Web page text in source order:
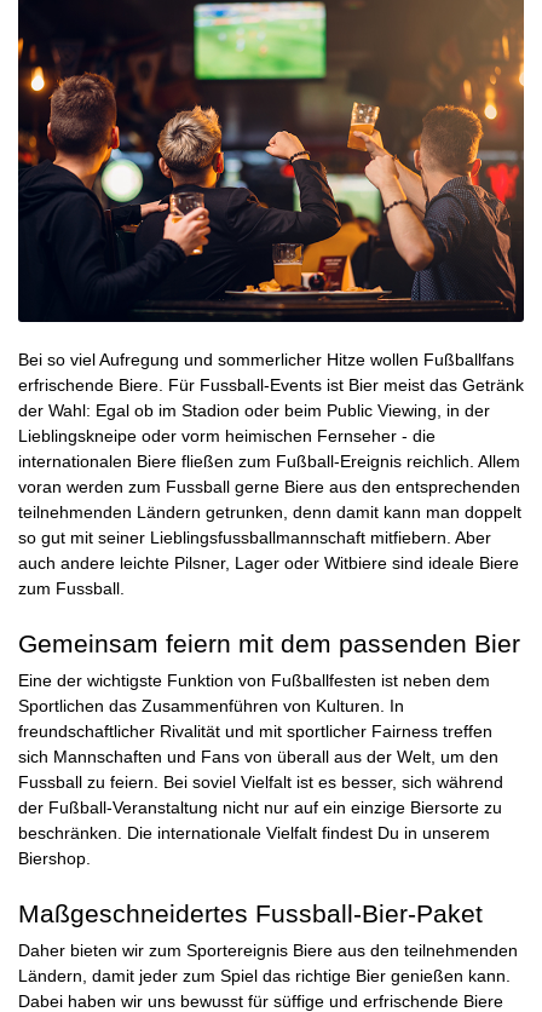
Bei so viel Aufregung und sommerlicher Hitze wollen Fußballfans
erfrischende Biere . Für Fussball-Events ist Bier meist das Getränk
der Wahl: Egal ob im Stadion oder beim Public Viewing, in der
Lieblingskneipe oder vorm heimischen Fernseher - die
internationalen Biere fließen zum Fußball-Ereignis reichlich. Allem
voran werden zum Fussball gerne Biere aus den entsprechenden
teilnehmenden Ländern getrunken, denn damit kann man doppelt
so gut mit seiner Lieblingsfussballmannschaft mitfiebern. Aber
auch andere leichte Pilsner, Lager oder Witbiere sind ideale Biere
zum Fussball.
Gemeinsam feiern mit dem passenden Bier
Eine der wichtigste Funktion von Fußballfesten ist neben dem
Sportlichen das Zusammenführen von Kulturen. In
freundschaftlicher Rivalität und mit sportlicher Fairness treffen
sich Mannschaften und Fans von überall aus der Welt, um den
Fussball zu feiern. Bei soviel Vielfalt ist es besser, sich während
der Fußball-Veranstaltung nicht nur auf ein einzige Biersorte zu
beschränken. Die internationale Vielfalt findest Du in unserem
Biershop
Maßgeschneidertes Fussball-Bier-Paket
Daher bieten wir zum Sportereignis Biere aus den teilnehmenden
Ländern, damit jeder zum Spiel das richtige Bier genießen kann.
Dabei haben wir uns bewusst für süffige und erfrischende Biere